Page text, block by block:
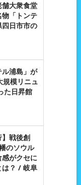
舗大衆食堂
物「トンテ
日市市の
ル浦島」が
規模リニュ
た日昇館
】戦後創
のソウル
がクセに
は？ / 岐阜